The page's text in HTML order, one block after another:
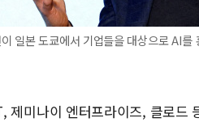
일본 도쿄에서 기업들을 대상으로 AI를
제미나이 엔터프라이즈, 클로드